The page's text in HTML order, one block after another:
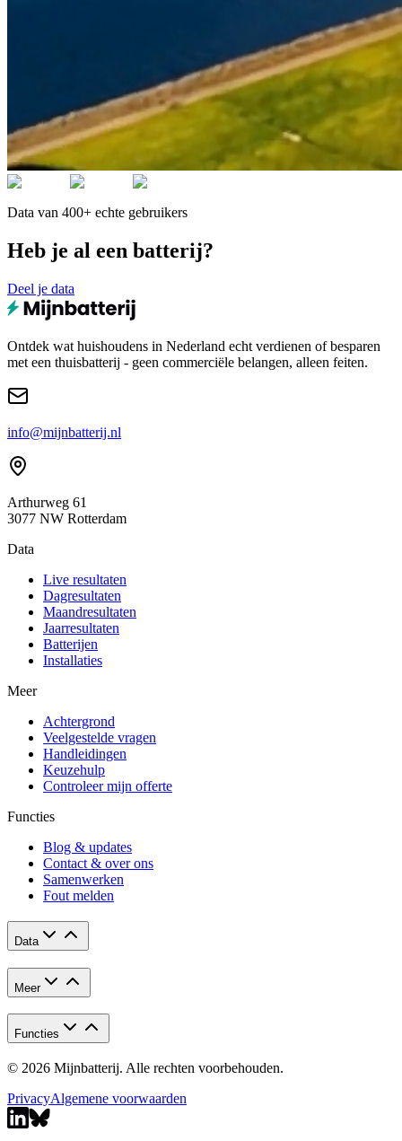
Data van 400+ echte gebruikers
Heb je al een batterij?
Deel je data
Ontdek wat huishoudens in Nederland echt verdienen of besparen
met een thuisbatterij - geen commerciële belangen, alleen feiten.
info@mijnbatterij.nl
Arthurweg 61
3077 NW Rotterdam
Data
Live resultaten
Dagresultaten
Maandresultaten
Jaarresultaten
Batterijen
Installaties
Meer
Achtergrond
Veelgestelde vragen
Handleidingen
Keuzehulp
Controleer mijn offerte
Functies
Blog & updates
Contact & over ons
Samenwerken
Fout melden
Data
Meer
Functies
© 2026 Mijnbatterij. Alle rechten voorbehouden.
PrivacyAlgemene voorwaarden